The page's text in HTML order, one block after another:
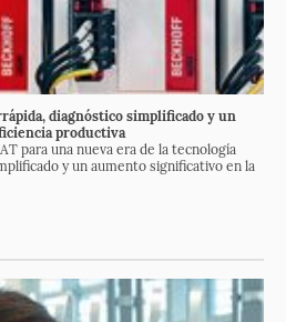
diagnóstico simplificado y un
productiva
para una nueva era de la tecnología
y un aumento significativo en la